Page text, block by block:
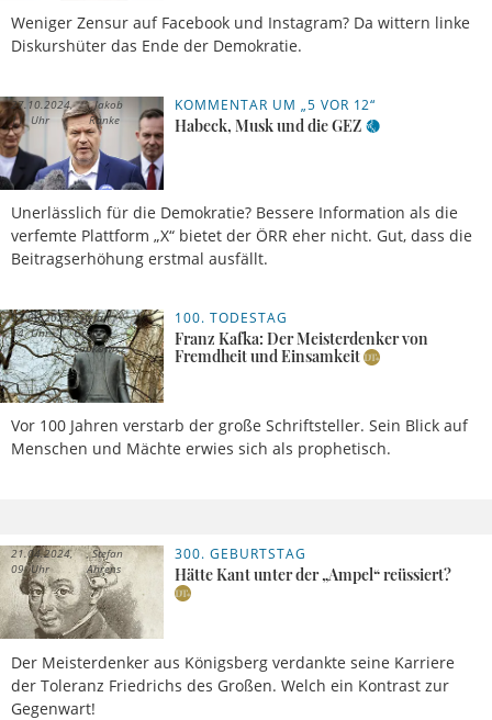
Weniger Zensur auf Facebook und Instagram? Da wittern linke
Diskurshüter das Ende der Demokratie.
KOMMENTAR UM „5 VOR 12“
Habeck, Musk und die GEZ
Unerlässlich für die Demokratie? Bessere Information als die
verfemte Plattform „X“ bietet der ÖRR eher nicht. Gut, dass die
Beitragserhöhung erstmal ausfällt.
27.10.2024,
11 Uhr
Jakob
Ranke
100. TODESTAG
Franz Kafka: Der Meisterdenker von
Fremdheit und Einsamkeit
Vor 100 Jahren verstarb der große Schriftsteller. Sein Blick auf
Menschen und Mächte erwies sich als prophetisch.
03.06.2024,
14 Uhr
Stefan
Groß-
Lobkowicz
300. GEBURTSTAG
Hätte Kant unter der „Ampel“ reüssiert?
Der Meisterdenker aus Königsberg verdankte seine Karriere
der Toleranz Friedrichs des Großen. Welch ein Kontrast zur
Gegenwart!
21.04.2024,
09 Uhr
Stefan
Ahrens